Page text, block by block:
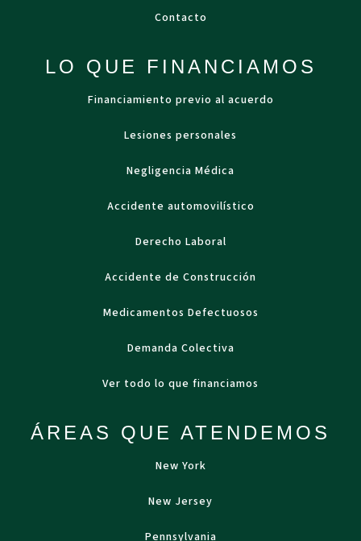
Contacto
LO QUE FINANCIAMOS
Financiamiento previo al acuerdo
Lesiones personales
Negligencia Médica
Accidente automovilístico
Derecho Laboral
Accidente de Construcción
Medicamentos Defectuosos
Demanda Colectiva
Ver todo lo que financiamos
ÁREAS QUE ATENDEMOS
New York
New Jersey
Pennsylvania